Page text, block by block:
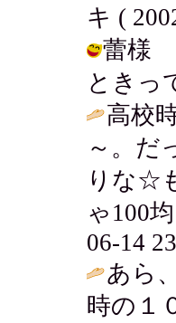
キ (
蕾様
ときっ
高校
～。だ
りな☆
ゃ100
06-14
あら
時の１